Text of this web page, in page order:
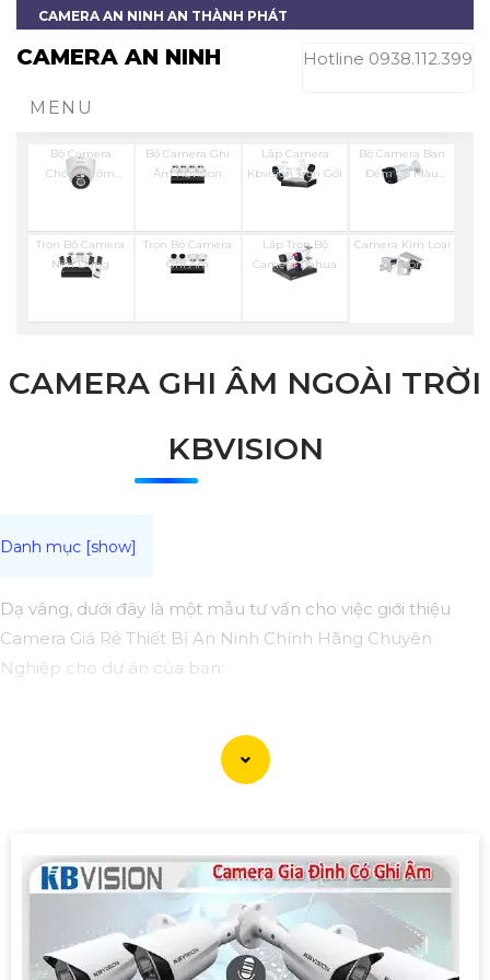
CAMERA AN NINH AN THÀNH PHÁT
CAMERA AN NINH Hotline 0938.112.399
MENU
Bộ Camera
Chống Trộm
Kbvision
Bộ Camera Ghi
Âm Kbvision
Lắp Camera
Kbvision Trọn Gói
Bộ Camera Ban
Đêm Có Màu
Trọn Bộ Camera
Nên Dùng
Trọn Bộ Camera
Ghi Âm
Lắp Trọn Bộ
Camera Dahua
Camera Kim Loại
Kbvison
CAMERA GHI ÂM NGOÀI TRỜI
KBVISION
Dạ vâng, dưới đây là một mẫu tư vấn cho việc giới thiệu
Camera Giá Rẻ Thiết Bị An Ninh Chính Hãng Chuyên
Nghiệp cho dự án của bạn:
Nghiệp, đáp ứng nhu cầu an ninh và giám sát cho dự án
của quý khách một cách hiệu quả, tin cậy và tiết kiệm.
Ưu điểm của dòng sản phẩm:〗1:Giá cả hợp lý: Camera giá
rẻ nhưng vẫntin tưởngchất lượng và hiệu suất làm việc.